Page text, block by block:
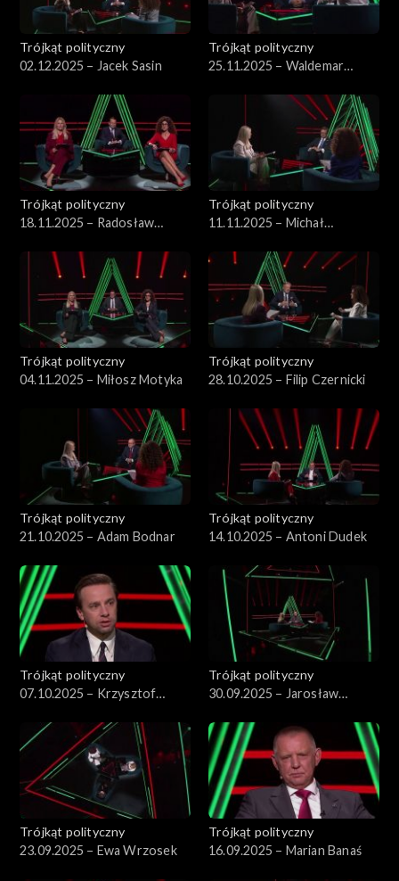
Trójkąt polityczny
02.12.2025 – Jacek Sasin
Trójkąt polityczny
25.11.2025 – Waldemar
Trójkąt polityczny
18.11.2025 – Radosław
Trójkąt polityczny
11.11.2025 – Michał
Trójkąt polityczny
04.11.2025 – Miłosz Motyka
Trójkąt polityczny
28.10.2025 – Filip Czernicki
Trójkąt polityczny
21.10.2025 – Adam Bodnar
Trójkąt polityczny
14.10.2025 – Antoni Dudek
Trójkąt polityczny
07.10.2025 – Krzysztof
Trójkąt polityczny
30.09.2025 – Jarosław
Trójkąt polityczny
23.09.2025 – Ewa Wrzosek
Trójkąt polityczny
16.09.2025 – Marian Banaś